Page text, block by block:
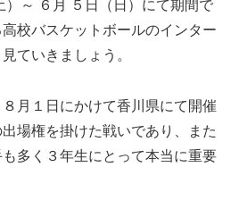
～ ６月 ５日（日）にて期間で
校バスケットボールのインター
ていきましょう。
月１日にかけて香川県にて開催
場権を掛けた戦いであり、また
多く３年生にとって本当に重要